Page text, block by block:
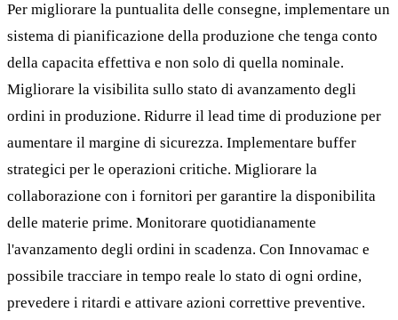
Per migliorare la puntualita delle consegne, implementare un
sistema di pianificazione della produzione che tenga conto
della capacita effettiva e non solo di quella nominale.
Migliorare la visibilita sullo stato di avanzamento degli
ordini in produzione. Ridurre il lead time di produzione per
aumentare il margine di sicurezza. Implementare buffer
strategici per le operazioni critiche. Migliorare la
collaborazione con i fornitori per garantire la disponibilita
delle materie prime. Monitorare quotidianamente
l'avanzamento degli ordini in scadenza. Con Innovamac e
possibile tracciare in tempo reale lo stato di ogni ordine,
prevedere i ritardi e attivare azioni correttive preventive.